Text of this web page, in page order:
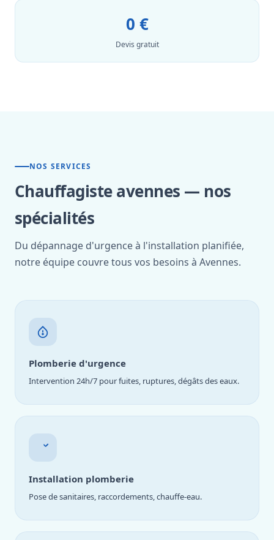
0 €
Devis gratuit
NOS SERVICES
Chauffagiste avennes — nos
spécialités
Du dépannage d'urgence à l'installation planifiée,
notre équipe couvre tous vos besoins à Avennes.
Plomberie d'urgence
Intervention 24h/7 pour fuites, ruptures, dégâts des eaux.
Installation plomberie
Pose de sanitaires, raccordements, chauffe-eau.